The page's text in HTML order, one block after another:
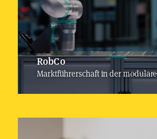
Marktführerschaft in der
RobCo